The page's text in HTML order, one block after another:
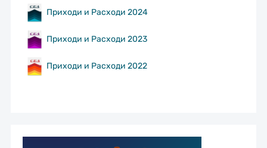
Приходи и Расходи 2024
Приходи и Расходи 2023
Приходи и Расходи 2022